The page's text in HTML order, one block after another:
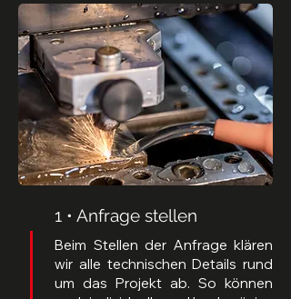
1 • Anfrage stellen
Beim Stellen der Anfrage klären
wir alle technischen Details rund
um das Projekt ab. So können